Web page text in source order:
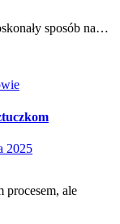
sposób na…
2025
procesem, ale